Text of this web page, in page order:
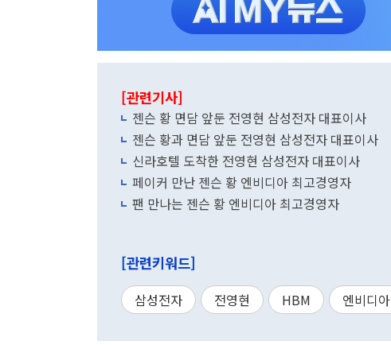
[관련기사]
젠슨 황 면담 앞둔 전영현 삼성전자 대표이사
젠슨 황과 면담 앞둔 전영현 삼성전자 대표이사
신라호텔 도착한 전영현 삼성전자 대표이사
페이커 만난 젠슨 황 엔비디아 최고경영자
팬 만나는 젠슨 황 엔비디아 최고경영자
[관련키워드]
삼성전자 전영현 HBM 엔비디아